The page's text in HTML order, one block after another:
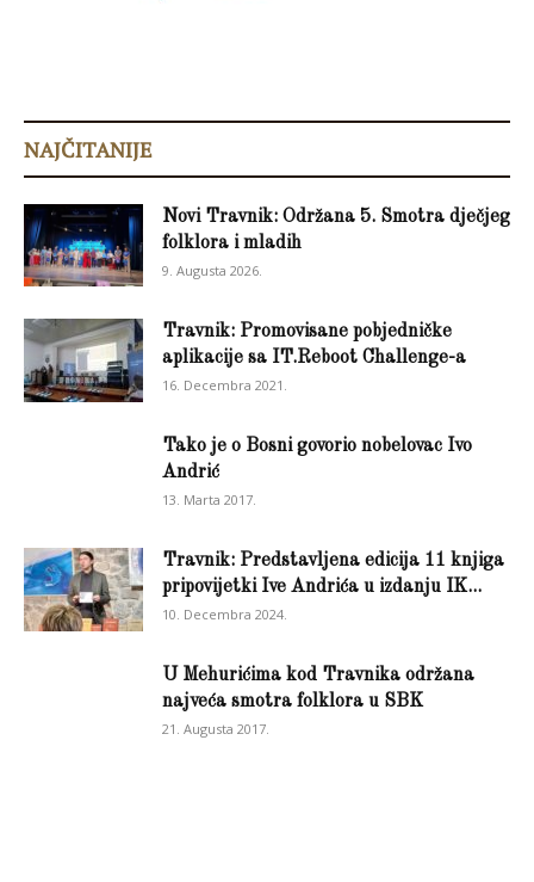
NAJČITANIJE
Novi Travnik: Održana 5. Smotra dječjeg
folklora i mladih
9. Augusta 2026.
Travnik: Promovisane pobjedničke
aplikacije sa IT.Reboot Challenge-a
16. Decembra 2021.
Tako je o Bosni govorio nobelovac Ivo
Andrić
13. Marta 2017.
Travnik: Predstavljena edicija 11 knjiga
pripovijetki Ive Andrića u izdanju IK...
10. Decembra 2024.
U Mehurićima kod Travnika održana
najveća smotra folklora u SBK
21. Augusta 2017.